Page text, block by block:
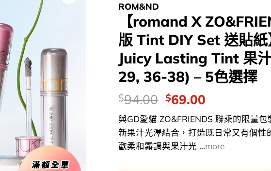
ROM&ND
【romand X
版 Tint DIY Set 送貼
Juicy Lasting Tint 果
29, 36-38) – 5色選擇
價
錢：
$94.00 Original
was:
$94.00.
$69.00Current
price
is:
$69.00.
與GD愛貓 ZO&FRIENDS 聯乘的限量
新果汁光澤結合，打造既日常又有個性
歡柔和霧調與果汁光 ...more